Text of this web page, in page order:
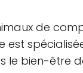
de
est
bien-être